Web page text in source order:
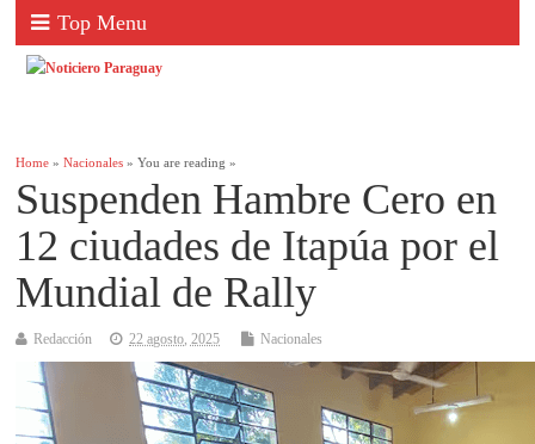
Top Menu
Home »Nacionales » You are reading »
Suspenden Hambre Cero en
12 ciudades de Itapúa por el
Mundial de Rally
Redacción 22 agosto, 2025 Nacionales